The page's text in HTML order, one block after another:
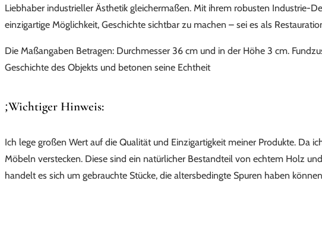
Liebhaber industrieller Ästhetik gleichermaßen. Mit ihrem robusten Industrie-
einzigartige Möglichkeit, Geschichte sichtbar zu machen – sei es als
Die Maßangaben Betragen: Durchmesser 36 cm und in der Höhe 3 cm.
Geschichte des Objekts und betonen seine Echtheit
Wichtiger Hinweis:
Ich lege großen Wert auf die Qualität und Einzigartigkeit meiner Produkte. Da
Möbeln verstecken. Diese sind ein natürlicher Bestandteil von echtem Holz
handelt es sich um gebrauchte Stücke, die altersbedingte Spuren haben